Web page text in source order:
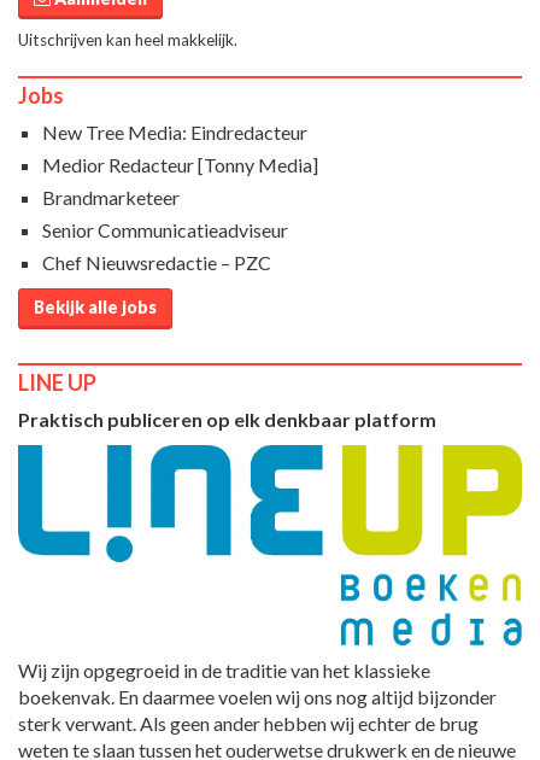
Uitschrijven kan heel makkelijk.
Jobs
New Tree Media: Eindredacteur
Medior Redacteur [Tonny Media]
Brandmarketeer
Senior Communicatieadviseur
Chef Nieuwsredactie – PZC
Bekijk alle jobs
LINE UP
Praktisch publiceren op elk denkbaar platform
Wij zijn opgegroeid in de traditie van het klassieke
boekenvak. En daarmee voelen wij ons nog altijd bijzonder
sterk verwant. Als geen ander hebben wij echter de brug
weten te slaan tussen het ouderwetse drukwerk en de nieuwe